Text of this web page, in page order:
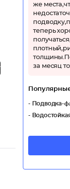
же
теперь
за месяц
- Подводка-
-